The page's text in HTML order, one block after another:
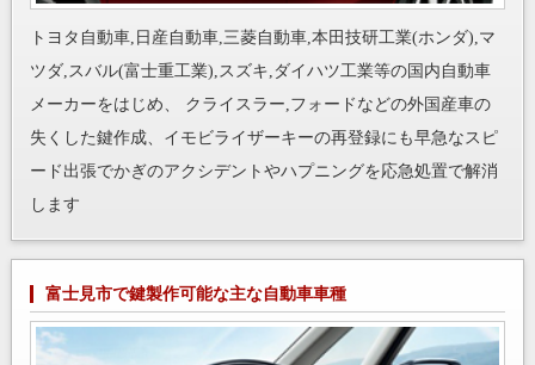
トヨタ自動車,日産自動車,三菱自動車,本田技研工業(ホンダ),マ
ツダ,スバル(富士重工業),スズキ,ダイハツ工業等の国内自動車
メーカーをはじめ、 クライスラー,フォードなどの外国産車の
失くした鍵作成、イモビライザーキーの再登録にも早急なスピ
ード出張でかぎのアクシデントやハプニングを応急処置で解消
します
富士見市で鍵製作可能な主な自動車車種